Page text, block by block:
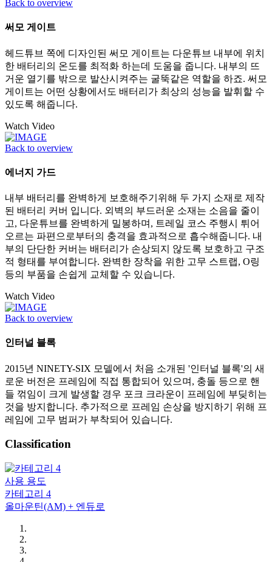
Back to overview
써모 게이트
헤드튜브 쪽에 디자인된 써모 게이트는 다운튜브 내부에 위치
한 배터리의 온도를 최적화 하는데 도움을 줍니다. 내부의 뜨
거운 열기를 밖으로 발산시켜주는 굴뚝같은 역할을 하죠. 써모
게이트는 어떤 상황에서도 배터리가 최상의 성능을 발휘할 수
있도록 해줍니다.
Watch Video
Back to overview
에너지 가드
내부 배터리를 완벽하게 보호해주기위해 두 가지 소재로 제작
된 배터리 커버 입니다. 외벽의 부드러운 소재는 소음을 줄이
고, 다운튜브를 완벽하게 밀봉하며, 트레일 코스 주행시 튀어
오르는 파편으로부터의 충격을 효과적으로 흡수해줍니다. 내
부의 단단한 커버는 배터리가 손상되지 않도록 보호하고 구조
적 형태를 부여합니다. 완벽한 장착을 위한 고무 스트랩, O링
등의 부품을 손쉽게 교체할 수 있습니다.
Watch Video
Back to overview
인터널 블록
2015년 NINETY-SIX 모델에서 처음 소개된 '인터널 블록'의 새
로운 버전은 프레임에 직접 통합되어 있으며, 충돌 등으로 핸
들 꺾임이 크게 발생할 경우 포크 크라운이 프레임에 부딪히는
것을 방지합니다. 추가적으로 프레임 손상을 방지하기 위해 프
레임에 고무 범퍼가 부착되어 있습니다.
Classification
사용 용도
카테고리 4
올마운틴(AM) + 엔듀로